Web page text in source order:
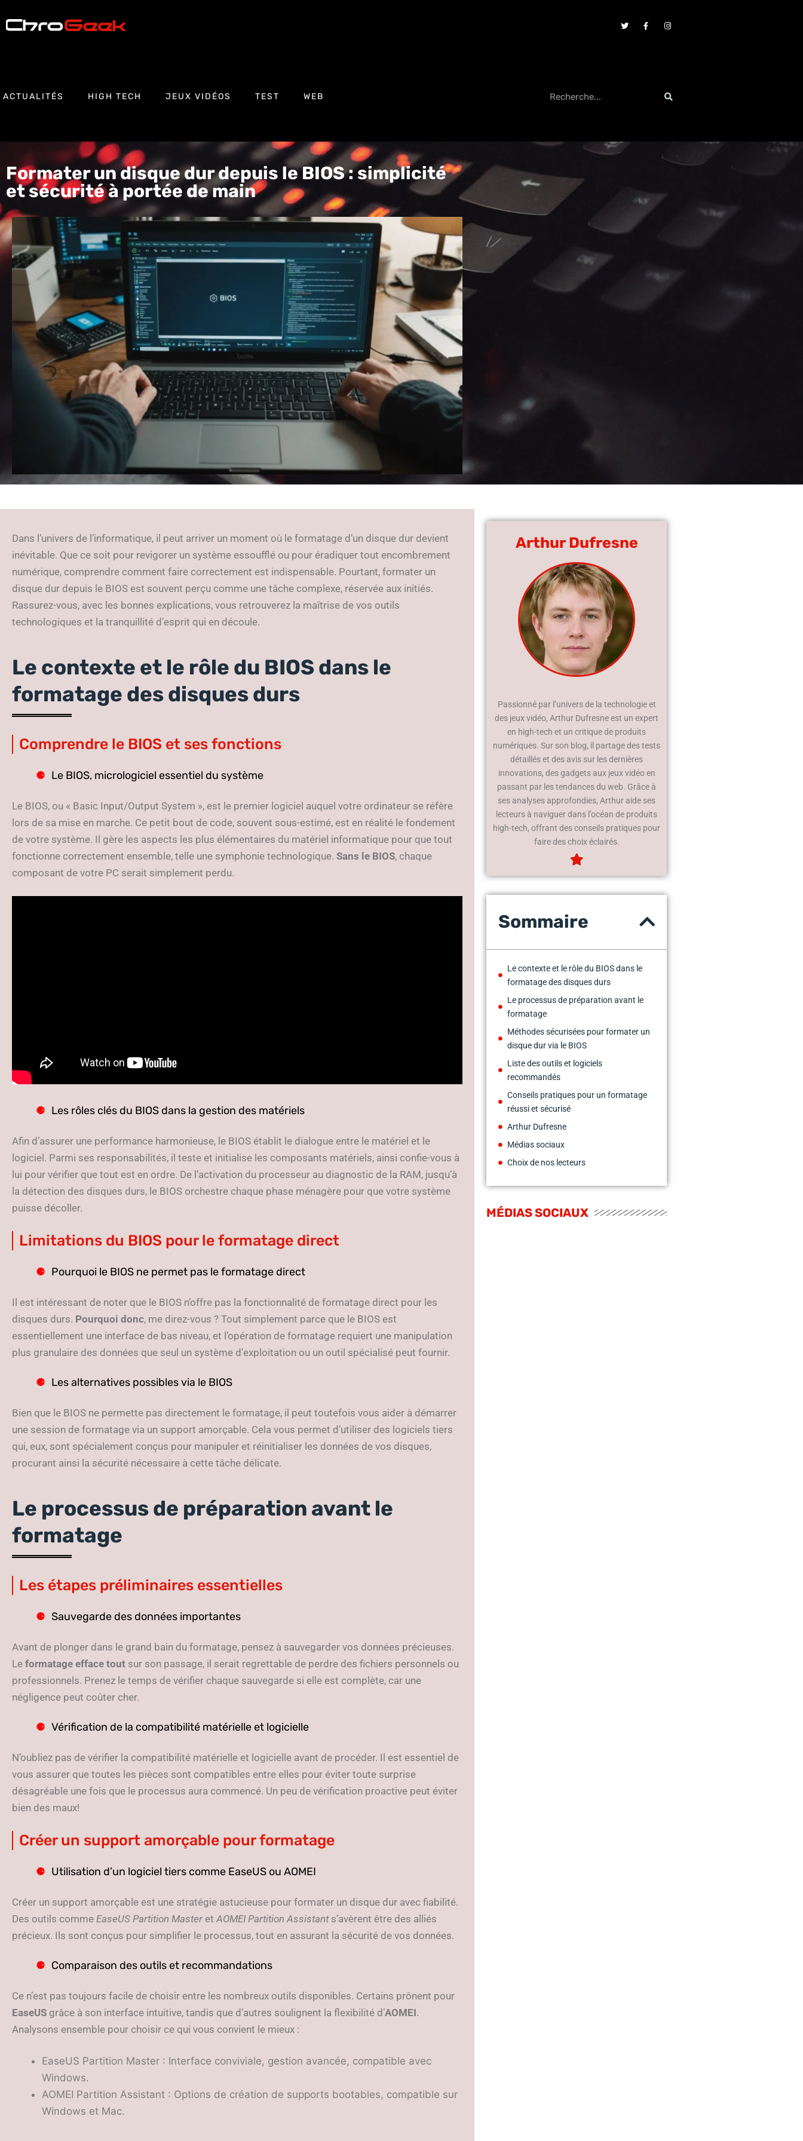
ACTUALITÉS HIGH TECH JEUX VIDÉOS TEST WEB
Formater un disque dur depuis le BIOS : simplicité
et sécurité à portée de main
Dans l’univers de l’informatique, il peut arriver un moment où le formatage d’un disque dur devient
inévitable. Que ce soit pour revigorer un système essoufflé ou pour éradiquer tout encombrement
numérique, comprendre comment faire correctement est indispensable. Pourtant, formater un
disque dur depuis le BIOS est souvent perçu comme une tâche complexe, réservée aux initiés.
Rassurez-vous, avec les bonnes explications, vous retrouverez la maîtrise de vos outils
technologiques et la tranquillité d’esprit qui en découle.
Le contexte et le rôle du BIOS dans le
formatage des disques durs
Comprendre le BIOS et ses fonctions
Le BIOS, micrologiciel essentiel du système
Le BIOS, ou « Basic Input/Output System », est le premier logiciel auquel votre ordinateur se réfère
lors de sa mise en marche. Ce petit bout de code, souvent sous-estimé, est en réalité le fondement
de votre système. Il gère les aspects les plus élémentaires du matériel informatique pour que tout
fonctionne correctement ensemble, telle une symphonie technologique. Sans le BIOS, chaque
composant de votre PC serait simplement perdu.
Les rôles clés du BIOS dans la gestion des matériels
Afin d’assurer une performance harmonieuse, le BIOS établit le dialogue entre le matériel et le
logiciel. Parmi ses responsabilités, il teste et initialise les composants matériels, ainsi confie-vous à
lui pour vérifier que tout est en ordre. De l’activation du processeur au diagnostic de la RAM, jusqu’à
la détection des disques durs, le BIOS orchestre chaque phase ménagère pour que votre système
puisse décoller.
Limitations du BIOS pour le formatage direct
Pourquoi le BIOS ne permet pas le formatage direct
Il est intéressant de noter que le BIOS n’offre pas la fonctionnalité de formatage direct pour les
disques durs. Pourquoi donc, me direz-vous ? Tout simplement parce que le BIOS est
essentiellement une interface de bas niveau, et l’opération de formatage requiert une manipulation
plus granulaire des données que seul un système d’exploitation ou un outil spécialisé peut fournir.
Les alternatives possibles via le BIOS
Bien que le BIOS ne permette pas directement le formatage, il peut toutefois vous aider à démarrer
une session de formatage via un support amorçable. Cela vous permet d’utiliser des logiciels tiers
qui, eux, sont spécialement conçus pour manipuler et réinitialiser les données de vos disques,
procurant ainsi la sécurité nécessaire à cette tâche délicate.
Le processus de préparation avant le
formatage
Les étapes préliminaires essentielles
Sauvegarde des données importantes
Avant de plonger dans le grand bain du formatage, pensez à sauvegarder vos données précieuses.
Le formatage efface tout sur son passage, il serait regrettable de perdre des fichiers personnels ou
professionnels. Prenez le temps de vérifier chaque sauvegarde si elle est complète, car une
négligence peut coûter cher.
Vérification de la compatibilité matérielle et logicielle
N’oubliez pas de vérifier la compatibilité matérielle et logicielle avant de procéder. Il est essentiel de
vous assurer que toutes les pièces sont compatibles entre elles pour éviter toute surprise
désagréable une fois que le processus aura commencé. Un peu de vérification proactive peut éviter
bien des maux!
Créer un support amorçable pour formatage
Utilisation d’un logiciel tiers comme EaseUS ou AOMEI
Créer un support amorçable est une stratégie astucieuse pour formater un disque dur avec fiabilité.
Des outils comme EaseUS Partition Master et AOMEI Partition Assistants’avèrent être des alliés
précieux. Ils sont conçus pour simplifier le processus, tout en assurant la sécurité de vos données.
Comparaison des outils et recommandations
Ce n’est pas toujours facile de choisir entre les nombreux outils disponibles. Certains prônent pour
EaseUS grâce à son interface intuitive, tandis que d’autres soulignent la flexibilité d’AOMEI.
Analysons ensemble pour choisir ce qui vous convient le mieux :
EaseUS Partition Master : Interface conviviale, gestion avancée, compatible avec
Windows.
AOMEI Partition Assistant : Options de création de supports bootables, compatible sur
Windows et Mac.
Arthur Dufresne
Passionné par l’univers de la technologie et
des jeux vidéo, Arthur Dufresne est un expert
en high-tech et un critique de produits
numériques. Sur son blog, il partage des tests
détaillés et des avis sur les dernières
innovations, des gadgets aux jeux vidéo en
passant par les tendances du web. Grâce à
ses analyses approfondies, Arthur aide ses
lecteurs à naviguer dans l’océan de produits
high-tech, offrant des conseils pratiques pour
faire des choix éclairés.
Sommaire
Le contexte et le rôle du BIOS dans le
formatage des disques durs
Le processus de préparation avant le
formatage
Méthodes sécurisées pour formater un
disque dur via le BIOS
Liste des outils et logiciels
recommandés
Conseils pratiques pour un formatage
réussi et sécurisé
Arthur Dufresne
Médias sociaux
Choix de nos lecteurs
MÉDIAS SOCIAUX